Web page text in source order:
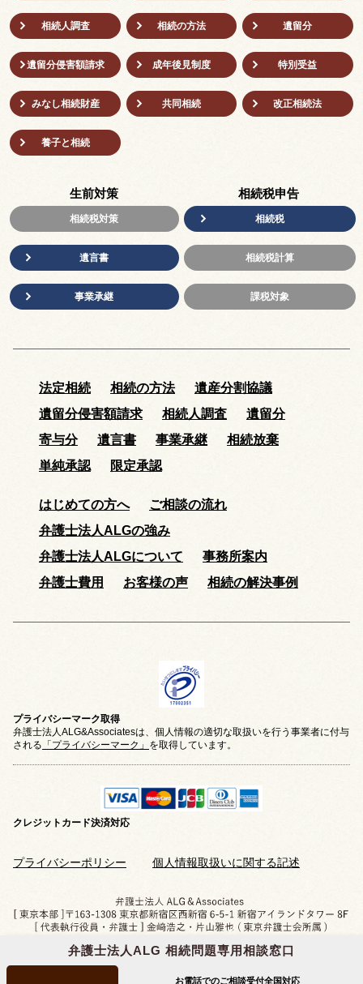
弁護士法人ALG 相続問題専用相談窓口
お電話でのご相談受付全国対応
相続人調査 相続の方法 遺留分
遺留分侵害額請求 成年後⾒制度 特別受益
みなし相続財産 共同相続 改正相続法
養子と相続
生前対策
相続税対策
遺言書
事業承継
相続税申告
相続税
相続税計算
課税対象
法定相続 相続の方法
遺産分割協議
遺留分侵害額請求
相続人調査
遺留分
寄与分
遺言書 事業承継
相続放棄
単純承認
限定承認
はじめての方へ
ご相談の流れ
弁護士法人ALGの強み
弁護士法人ALGについて
事務所案内
弁護士費用
お客様の声 相続の解決事例
プライバシーマーク取得
弁護士法人ALG&Associatesは、個人情報の適切な取扱いを行う事業者に付与
される 「プライバシーマーク」 を取得しています。
クレジットカード決済対応
プライバシーポリシー 個人情報取扱いに関する記述
Copyright © 2019-2026 相続問題のご相談なら
弁護士法人ALG&Associates All Rights Reserved.